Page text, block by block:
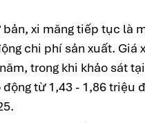
xi măng tiếp tục là
chi phí sản xuất. Giá
trong khi khảo sát
từ 1,43 - 1,86 triệu